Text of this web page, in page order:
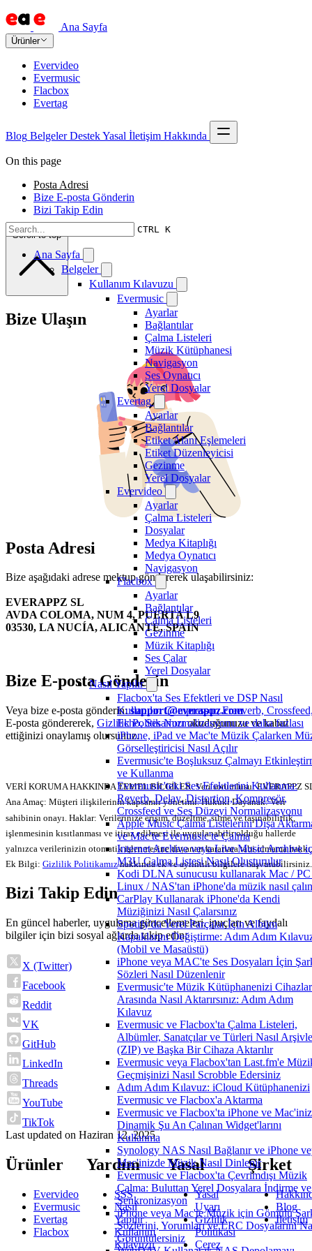
Ana Sayfa
Ürünler
Evervideo
Evermusic
Flacbox
Evertag
Blog Belgeler DestekYasal İletişim Hakkında
CTRL K
Ana Sayfa
Belgeler
Kullanım Kılavuzu
Evermusic
Ayarlar
Bağlantılar
Çalma Listeleri
Müzik Kütüphanesi
Navigasyon
Ses Oynatıcı
Yerel Dosyalar
Evertag
Ayarlar
Bağlantılar
Etiket Alanı Eşlemeleri
Etiket Düzenleyicisi
Gezinme
Yerel Dosyalar
Evervideo
Ayarlar
Çalma Listeleri
Dosyalar
Medya Kitaplığı
Medya Oynatıcı
Navigasyon
Flacbox
Ayarlar
Bağlantılar
Çalma Listeleri
Gezinme
Müzik Kitaplığı
Ses Çalar
Yerel Dosyalar
Nasıl Yapılır
Flacbox'ta Ses Efektleri ve DSP Nasıl
Kullanılır: Compressor, Freeverb,
Echo, Ses Normalizasyonu ve daha fazlası
iPhone, iPad ve Mac'te Müzik Çalarken
Görselleştiricisi Nasıl Açılır
Evermusic'te Boşluksuz Çalmayı
ve Kullanma
Evermusic'teki Ses Efektlerini Kullanma:
Reverb, Delay, Distortion, Kompresör,
Crossfeed ve Ses Düzeyi Normalizasyonu
Apple Music Çalma Listelerini Dışa
ve Mac'te Evermusic'te Çalma
Internet Archive veya Live Music Archive
M3U Çalma Listesi Nasıl Oluşturulur
Kodi DLNA sunucusu kullanarak Mac /
Linux / NAS'tan iPhone'da müzik nasıl
CarPlay Kullanarak iPhone'da Kendi
Müziğinizi Nasıl Çalarsınız
Spotify'da Yerel Parçalar İçin Albüm
Kapaklarını Değiştirme: Adım Adım
(Mobil ve Masaüstü)
iPhone veya MAC'te Ses Dosyaları İçin
Sözleri Nasıl Düzenlenir
Evermusic'te Müzik Kütüphanenizi Cihazlar
Arasında Nasıl Aktarırsınız: Adım Adım
Kılavuz
Evermusic ve Flacbox'ta Çalma Listeleri,
Albümler, Sanatçılar ve Türleri Nasıl
(ZIP) ve Başka Bir Cihaza Aktarılır
Evermusic veya Flacbox'tan Last.fm'e
Geçmişinizi Nasıl Scrobble Edersiniz
Adım Adım Kılavuz: iCloud Kütüphanenizi
Evermusic ve Flacbox'a Aktarma
Evermusic ve Flacbox'ta iPhone ve
Dinamik Şu An Çalınan Widget'larını
Kullanma
Synology NAS Nasıl Bağlanır ve iPhone
Mac'inizde Müzik Nasıl Dinlenir
Evermusic ve Flacbox'ta Çevrimdışı Müzik
Çalma: Buluttan Yerel Dosyalara İndirme ve
Senkronizasyon
iPhone veya Mac'te Müzik için Gömülü
Sözlerini, Yorumları ve LRC Dosyalarını
Görüntülersiniz
On this page
Posta Adresi
Bize E-posta Gönderin
Bizi Takip Edin
Scroll to top
Bize Ulaşın
Posta Adresi
Bize aşağıdaki adrese mektup göndererek ulaşabilirsiniz:
EVERAPPZ SL
AVDA COLOMA, NUM 4, PUERTA L9
03530, LA NUCÍA, ALICANTE, SPAIN
Bize E-posta Gönderin
Veya bize e-posta gönderin:support@everappz.com
E-posta göndererek, Gizlilik Politikamızıokuduğunuzu ve kabul
ettiğinizi onaylamış olursunuz.
VERİ KORUMA HAKKINDA TEMEL BİLGİLER. Veri sorumlusu: EVERAPPZ
Ana Amaç: Müşteri ilişkilerinin kapsamlı yönetimi. Hukuki Dayanak: Veri
sahibinin onayı. Haklar: Verilerinize erişim, düzeltme, silme ve taşınabilirlik,
işlenmesinin kısıtlanması ve itiraz edilmesi ile uygulanabilir olduğu hallerde
yalnızca verilerinizin otomatik işlenmesine dayanan kararlara tabi olmama hakkı.
Ek Bilgi: Gizlilik Politikamızhakkında ek ve ayrıntılı bilgilere başvurabilirsiniz.
Bizi Takip Edin
En güncel haberler, uygulama güncellemeleri, ipuçları ve faydalı
bilgiler için bizi sosyal ağlarda takip edin:
X (Twitter)
Facebook
Reddit
VK
GitHub
LinkedIn
Threads
YouTube
TikTok
Last updated on Haziran 12, 2025
Ürünler
Evervideo
Evermusic
Evertag
Flacbox
Yardım
SSS
Nasıl
Yapılır
Kullanım
Kılavuzu
Yasal
Yasal
Uyarı
Gizlilik
Politikası
Çerez
Şirket
Blog
İletişim